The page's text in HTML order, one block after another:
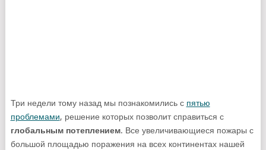
Три недели тому назад мы познакомились с пятью
проблемами, решение которых позволит справиться с
глобальным потеплением. Все увеличивающиеся пожары с
большой площадью поражения на всех континентах нашей